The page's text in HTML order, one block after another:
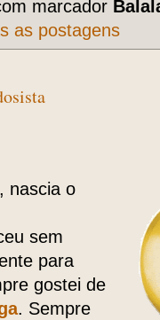
marcador
as postagens
nascia o
sem
para
gostei de
. Sempre